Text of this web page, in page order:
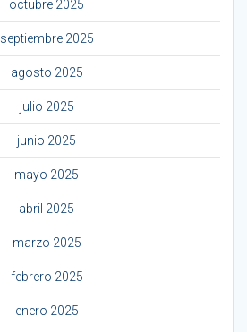
octubre 2025
septiembre 2025
agosto 2025
julio 2025
junio 2025
mayo 2025
abril 2025
marzo 2025
febrero 2025
enero 2025